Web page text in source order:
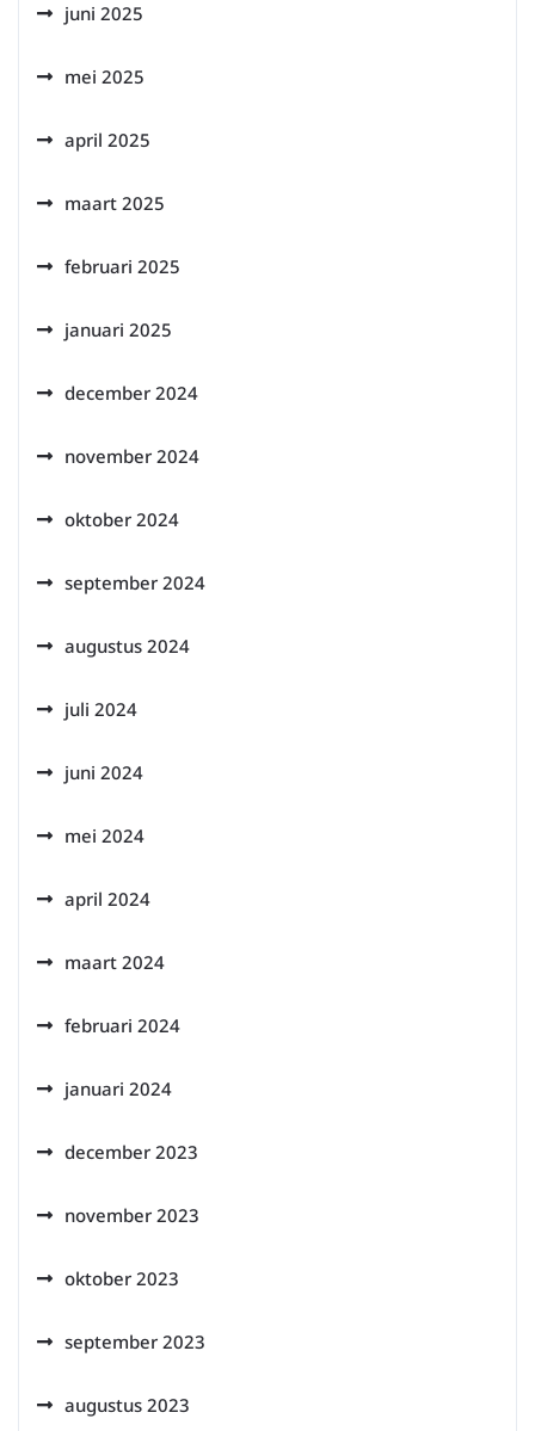
juni 2025
mei 2025
april 2025
maart 2025
februari 2025
januari 2025
december 2024
november 2024
oktober 2024
september 2024
augustus 2024
juli 2024
juni 2024
mei 2024
april 2024
maart 2024
februari 2024
januari 2024
december 2023
november 2023
oktober 2023
september 2023
augustus 2023